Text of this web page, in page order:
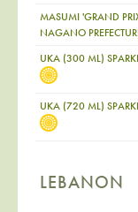
MASUMI 'GRAND
NAGANO
UKA (300 ML)
UKA (720 ML)
LEBANON